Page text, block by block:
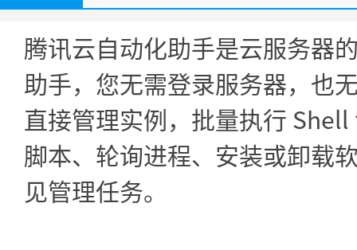
腾讯云自动化助手是云服务器
助手，您无需登录服务器，也
直接管理实例，批量执行
脚本、轮询进程、安装或卸载
见管理任务。